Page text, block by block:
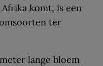
komt, is een
ter
lange bloem